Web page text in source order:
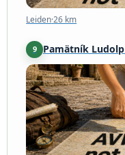
Leiden·26 km
9 Pamätník
Leiden·26 km